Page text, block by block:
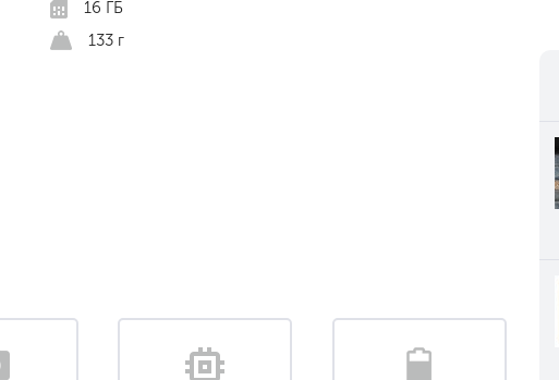
16 ГБ
133 г